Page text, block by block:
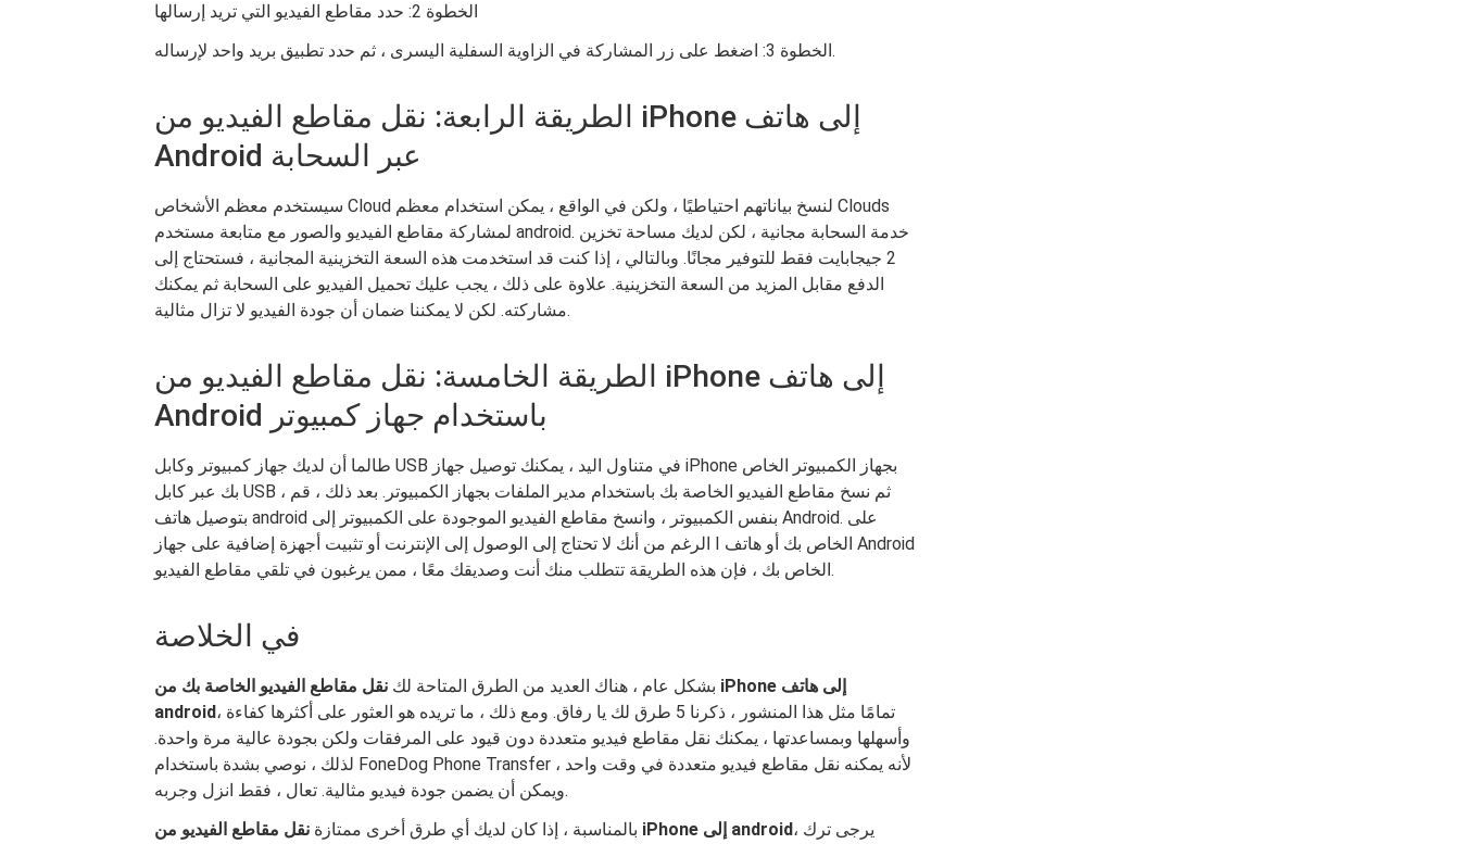
الخطوة 2: حدد مقاطع الفيديو التي تريد إرسالها
الخطوة 3: اضغط على زر المشاركة في الزاوية السفلية اليسرى ، ثم حدد تطبيق بريد واحد لإرساله.
الطريقة الرابعة: نقل مقاطع الفيديو من iPhone إلى هاتف
Android عبر السحابة
سيستخدم معظم الأشخاص Cloud لنسخ بياناتهم احتياطيًا ، ولكن في الواقع ، يمكن استخدام معظم Clouds
لمشاركة مقاطع الفيديو والصور مع متابعة مستخدم android. خدمة السحابة مجانية ، لكن لديك مساحة تخزين
2 جيجابايت فقط للتوفير مجانًا. وبالتالي ، إذا كنت قد استخدمت هذه السعة التخزينية المجانية ، فستحتاج إلى
الدفع مقابل المزيد من السعة التخزينية. علاوة على ذلك ، يجب عليك تحميل الفيديو على السحابة ثم يمكنك
مشاركته. لكن لا يمكننا ضمان أن جودة الفيديو لا تزال مثالية.
الطريقة الخامسة: نقل مقاطع الفيديو من iPhone إلى هاتف
Android باستخدام جهاز كمبيوتر
طالما أن لديك جهاز كمبيوتر وكابل USB في متناول اليد ، يمكنك توصيل جهاز iPhone بجهاز الكمبيوتر الخاص
بك عبر كابل USB ، ثم نسخ مقاطع الفيديو الخاصة بك باستخدام مدير الملفات بجهاز الكمبيوتر. بعد ذلك ، قم
بتوصيل هاتف android بنفس الكمبيوتر ، وانسخ مقاطع الفيديو الموجودة على الكمبيوتر إلى Android. على
الرغم من أنك لا تحتاج إلى الوصول إلى الإنترنت أو تثبيت أجهزة إضافية على جهاز I الخاص بك أو هاتف Android
الخاص بك ، فإن هذه الطريقة تتطلب منك أنت وصديقك معًا ، ممن يرغبون في تلقي مقاطع الفيديو.
في الخلاصة
بشكل عام ، هناك العديد من الطرق المتاحة لك نقل مقاطع الفيديو الخاصة بك من iPhone إلى هاتف
android، تمامًا مثل هذا المنشور ، ذكرنا 5 طرق لك يا رفاق. ومع ذلك ، ما تريده هو العثور على أكثرها كفاءة
وأسهلها وبمساعدتها ، يمكنك نقل مقاطع فيديو متعددة دون قيود على المرفقات ولكن بجودة عالية مرة واحدة.
لذلك ، نوصي بشدة باستخدام FoneDog Phone Transfer ، لأنه يمكنه نقل مقاطع فيديو متعددة في وقت واحد
ويمكن أن يضمن جودة فيديو مثالية. تعال ، فقط انزل وجربه.
بالمناسبة ، إذا كان لديك أي طرق أخرى ممتازة
نقل مقاطع الفيديو من iPhone إلى android، يرجى ترك